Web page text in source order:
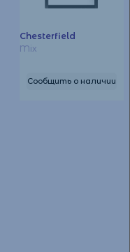
Chesterfield
Mix
Сообщить о наличии